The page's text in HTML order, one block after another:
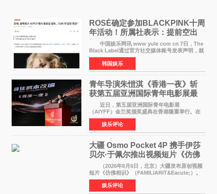
ROSÉ确定参加BLACKPINK十周
年活动！所属社表示：提前空出
了时间
中国娱乐网讯 www yule com cn 7日，The
Black Label通过官方社交媒体账号发表声明，就
近期网络上关于ROS&Eacute;个人行程及是否参
加BLACKPINK出道纪念活动的种种猜测作出正
式回应。 Th
韩国娱乐
青年导演朱愷淇《香港一夜》斩
获第五届亚洲国际青年电影展最
佳剧本改编奖
近日，第五届亚洲国际青年电影展
（AIYFF）金兰奖颁奖盛典在香港隆重举行。在
这场汇聚数百位海内外电影人、文化界人士及媒
体代表的亚洲青年影视盛会上，香港本土电影
《香港一夜》（Dawn in Ho
娱乐评论
大疆 Osmo Pocket 4P 携手伊莎
贝尔·于佩尔推出视频短片《仿佛
相识》
（2026年8月6日，北京）大疆发布原创视频
短片《仿佛相识》（FAMILIARIT&Eacute;）。
视频短片由戛纳国际电影节最佳女演员伊莎贝尔·
于佩尔（Isabelle Huppert）主演，全程使用大
娱乐评论